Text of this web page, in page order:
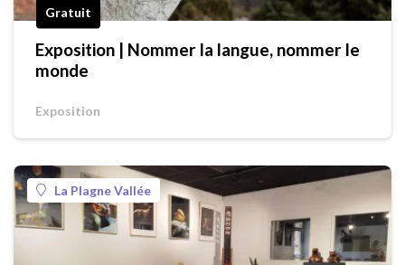
Gratuit
Exposition | Nommer la langue, nommer le
monde
Exposition
La Plagne Vallée